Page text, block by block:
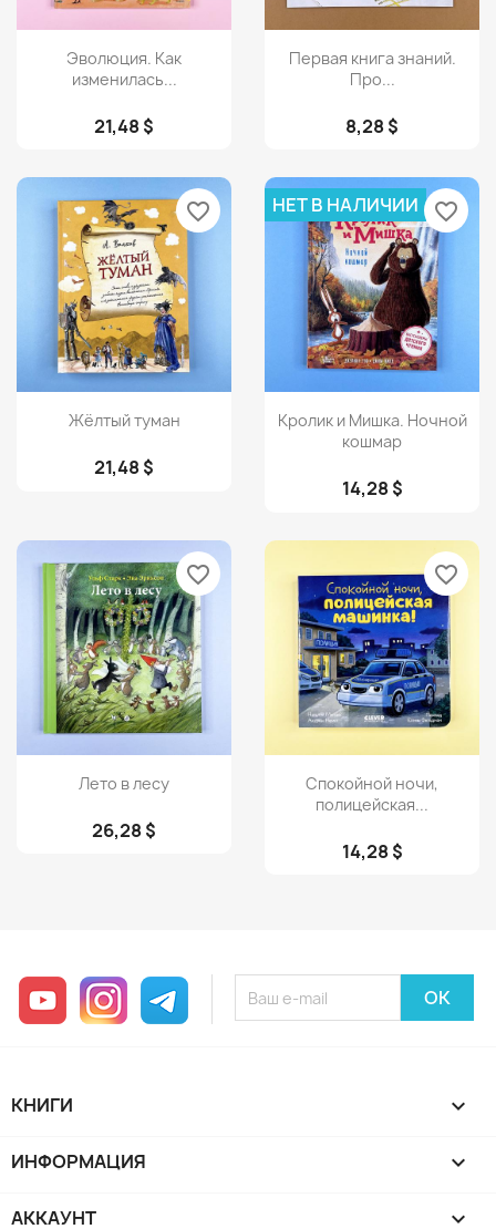
Просмотр
Эволюция. Как
изменилась...
21,48 $
Просмотр
Первая книга знаний.
Про...
8,28 $
Просмотр
Жёлтый туман
21,48 $
favorite_border
Просмотр
Кролик и Мишка. Ночной
кошмар
14,28 $
НЕТ В НАЛИЧИИ favorite_border
Просмотр
Лето в лесу
26,28 $
favorite_border
Просмотр
Спокойной ночи,
полицейская...
14,28 $
favorite_border
YouTube InstagramTelegram
КНИГИ 
ИНФОРМАЦИЯ 
АККАУНТ 